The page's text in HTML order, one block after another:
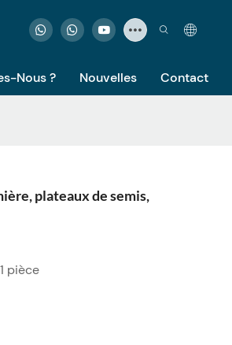
Nous ? Nouvelles Contact
plateaux de semis,
pièce